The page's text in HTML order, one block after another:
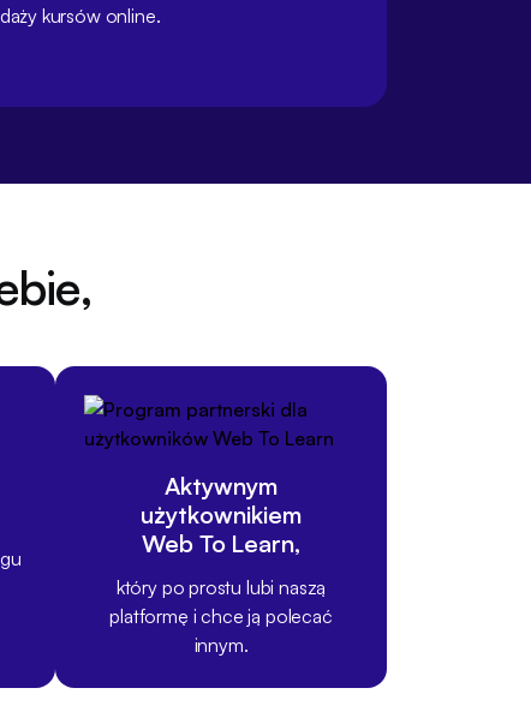
kursów online.
Aktywnym
użytkownikiem
Web To Learn,
który po prostu lubi naszą
platformę i chce ją polecać
innym.